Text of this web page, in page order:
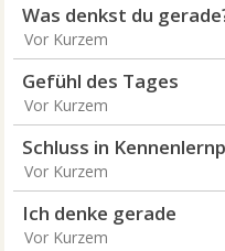
Was denkst du
Vor Kurzem
Gefühl des Tages
Vor Kurzem
Schluss in
Vor Kurzem
Ich denke gerade
Vor Kurzem